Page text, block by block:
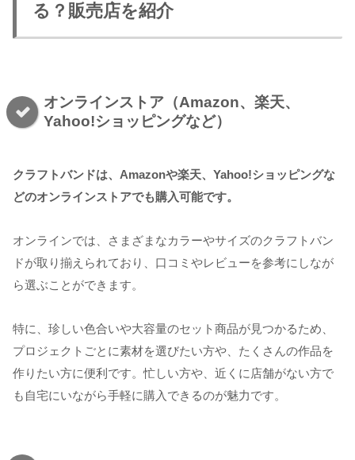
る？販売店を紹介
オンラインストア（Amazon、楽天、
Yahoo!ショッピングなど）
クラフトバンドは、Amazonや楽天、Yahoo!ショッピングな
どのオンラインストアでも購入可能です。
オンラインでは、さまざまなカラーやサイズのクラフトバン
ドが取り揃えられており、口コミやレビューを参考にしなが
ら選ぶことができます。
特に、珍しい色合いや大容量のセット商品が見つかるため、
プロジェクトごとに素材を選びたい方や、たくさんの作品を
作りたい方に便利です。忙しい方や、近くに店舗がない方で
も自宅にいながら手軽に購入できるのが魅力です。